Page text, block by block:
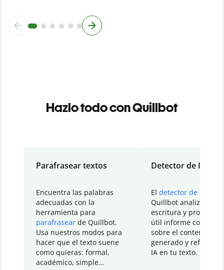
Hazlo todo con Quillbot
Parafrasear textos
Encuentra las palabras
adecuadas con la
herramienta para
parafrasear de Quillbot.
Usa nuestros modos para
hacer que el texto suene
como quieras: formal,
académico, simple…
Detector de IA
El detector de IA
Quillbot analiza tu
escritura y
útil informe con
sobre el contenido
generado y refinado
IA en tu texto.